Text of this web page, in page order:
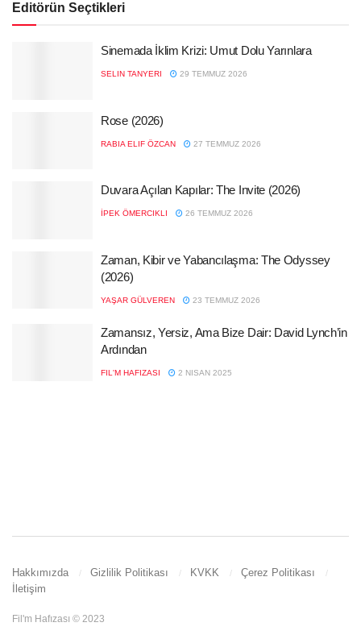
Editörün Seçtikleri
Sinemada İklim Krizi: Umut Dolu Yarınlara
SELIN TANYERI 29 TEMMUZ 2026
Rose (2026)
RABIA ELIF ÖZCAN 27 TEMMUZ 2026
Duvara Açılan Kapılar: The Invite (2026)
İPEK ÖMERCIKLI 26 TEMMUZ 2026
Zaman, Kibir ve Yabancılaşma: The Odyssey
(2026)
YAŞAR GÜLVEREN 23 TEMMUZ 2026
Zamansız, Yersiz, Ama Bize Dair: David Lynch’in
Ardından
FIL'M HAFIZASI 2 NISAN 2025
Hakkımızda Gizlilik Politikası KVKK
Çerez Politikası
İletişim
Fil'm Hafızası © 2023